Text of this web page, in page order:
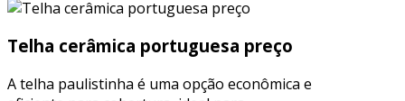
Telha cerâmica portuguesa preço
A telha paulistinha é uma opção econômica e